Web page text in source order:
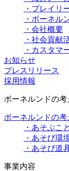
・プレイリ
・ボーネル
・会社概要
・社会貢献
・カスタマ
お知らせ
プレスリリース
採用情報
ボーネルンドの考
ボーネルンドの考
・あそぶこ
・あそび環
・あそび道
事業内容